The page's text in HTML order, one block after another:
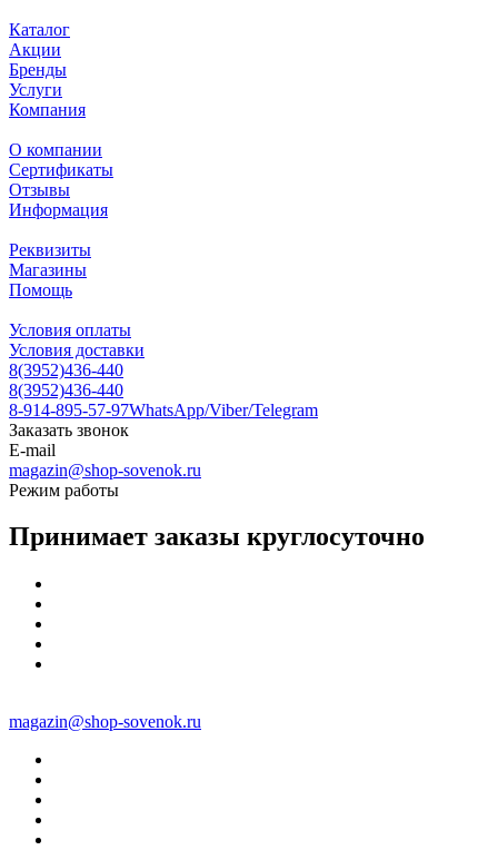
Каталог
Акции
Бренды
Услуги
Компания
О компании
Сертификаты
Отзывы
Информация
Реквизиты
Магазины
Помощь
Условия оплаты
Условия доставки
8(3952)436-440
8(3952)436-440
8-914-895-57-97WhatsApp/Viber/Telegram
Заказать звонок
E-mail
magazin@shop-sovenok.ru
Режим работы
Принимает заказы круглосуточно
magazin@shop-sovenok.ru